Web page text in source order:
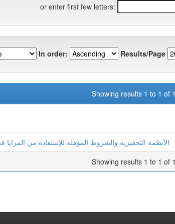
or enter first few letters:
In order: Results/Page
Showing results 1 to 1 of 1
الأنظمة التحفيزية والشروط المؤهلة للإستفادة من المزايا في
Showing results 1 to 1 of 1